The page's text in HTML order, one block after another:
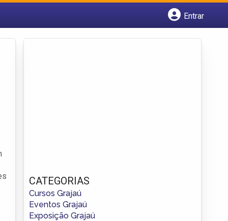
Entrar
CATEGORIAS
Cursos Grajaú
Eventos Grajaú
Exposição Grajaú